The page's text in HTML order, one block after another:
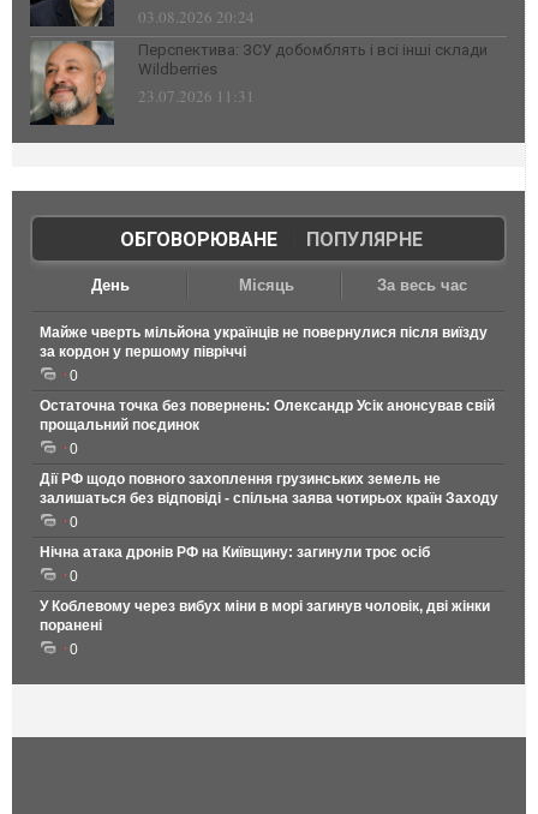
03.08.2026 20:24
Перспектива: ЗСУ добомблять і всі інші склади
Wildberries
23.07.2026 11:31
ОБГОВОРЮВАНЕ| ПОПУЛЯРНЕ
День Місяць За весь час
Майже чверть мільйона українців не повернулися після виїзду
за кордон у першому півріччі
0
Остаточна точка без повернень: Олександр Усік анонсував свій
прощальний поєдинок
0
Дії РФ щодо повного захоплення грузинських земель не
залишаться без відповіді - спільна заява чотирьох країн Заходу
0
Нічна атака дронів РФ на Київщину: загинули троє осіб
0
У Коблевому через вибух міни в морі загинув чоловік, дві жінки
поранені
0